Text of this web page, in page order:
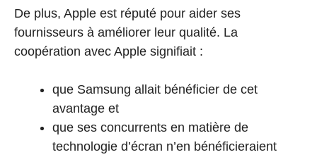
De plus, Apple est réputé pour aider ses
fournisseurs à améliorer leur qualité. La
coopération avec Apple signifiait :
que Samsung allait bénéficier de cet
avantage et
que ses concurrents en matière de
technologie d’écran n’en bénéficieraient